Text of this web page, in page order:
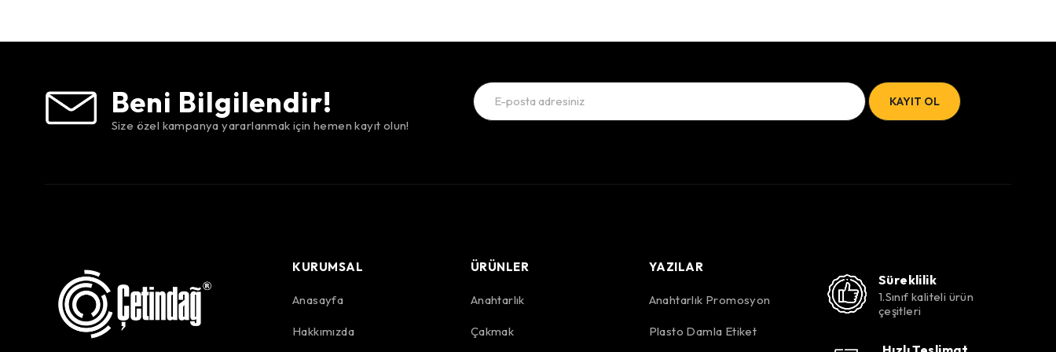
Beni Bilgilendir!
Size özel kampanya yararlanmak için hemen kayıt olun!
KURUMSAL
Anasayfa
Hakkımızda
ÜRÜNLER
Anahtarlık
Çakmak
YAZILAR
Anahtarlık Promosyon
Plasto Damla Etiket
Süreklilik
1.Sınıf kaliteli ürün
çeşitleri